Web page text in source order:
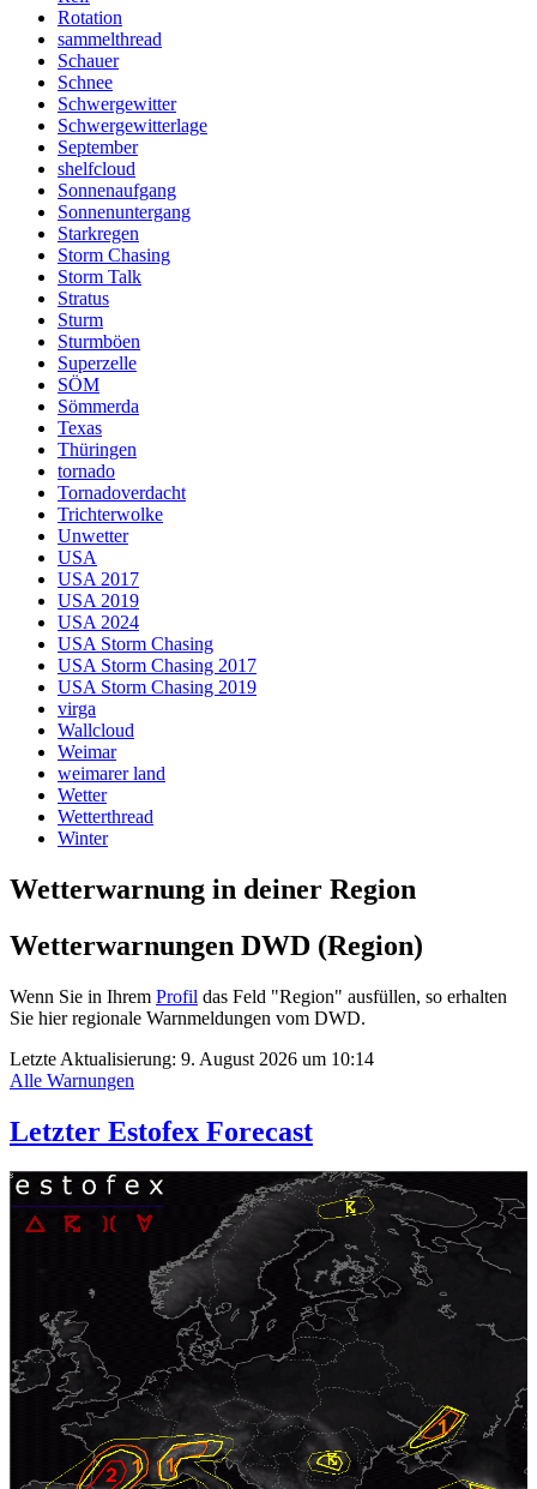
Rotation
sammelthread
Schauer
Schnee
Schwergewitter
Schwergewitterlage
September
shelfcloud
Sonnenaufgang
Sonnenuntergang
Starkregen
Storm Chasing
Storm Talk
Stratus
Sturm
Sturmböen
Superzelle
SÖM
Sömmerda
Texas
Thüringen
tornado
Tornadoverdacht
Trichterwolke
Unwetter
USA
USA 2017
USA 2019
USA 2024
USA Storm Chasing
USA Storm Chasing 2017
USA Storm Chasing 2019
virga
Wallcloud
Weimar
weimarer land
Wetter
Wetterthread
Winter
Wetterwarnung in deiner Region
Wetterwarnungen DWD (Region)
Wenn Sie in Ihrem Profil das Feld "Region" ausfüllen, so erhalten
Sie hier regionale Warnmeldungen vom DWD.
Letzte Aktualisierung: 9. August 2026 um 10:14
Alle Warnungen
Letzter Estofex Forecast